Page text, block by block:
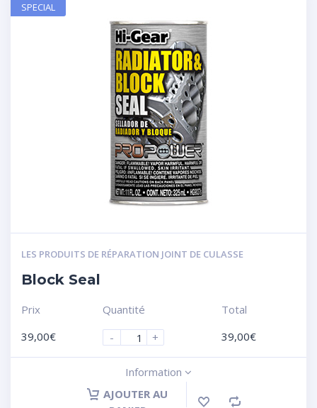
LES PRODUITS DE RÉPARATION JOINT DE CULASSE
Block Seal
Prix
39,00€
Quantité
-
+
Total
39,00€
Information
AJOUTER AU
SPECIAL